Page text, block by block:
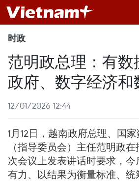
时政
范明政总理：有数
政府、数字经济和
12/01/2026 12:44
1月12日，越南政府总理、国
（指导委员会）主任范明政
次会议上发表讲话时要求，今
有力、以结果为衡量标准、